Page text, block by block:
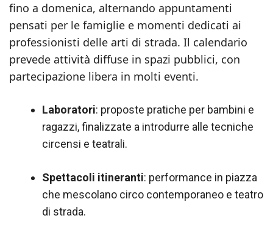
fino a domenica, alternando appuntamenti
pensati per le famiglie e momenti dedicati ai
professionisti delle arti di strada. Il calendario
prevede attività diffuse in spazi pubblici, con
partecipazione libera in molti eventi.
Laboratori: proposte pratiche per bambini e
ragazzi, finalizzate a introdurre alle tecniche
circensi e teatrali.
Spettacoli itineranti: performance in piazza
che mescolano circo contemporaneo e teatro
di strada.